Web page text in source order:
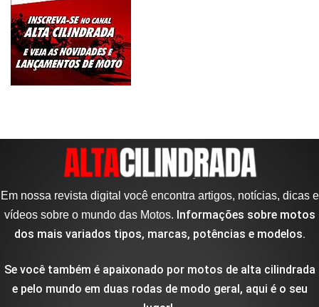
Em nossa revista digital você encontra artigos, notícias, dicas e
vídeos sobre o mundo das Motos. Informações sobre motos
dos mais variados tipos, marcas, potências e modelos.
Se você também é apaixonado por motos de alta cilindrada
e pelo mundo em duas rodas de modo geral, aqui é o seu